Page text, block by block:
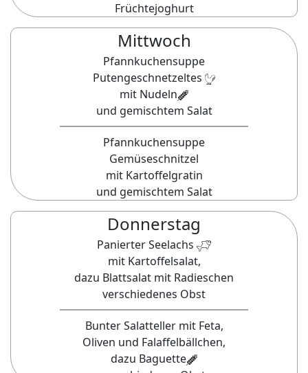
Früchtejoghurt
Mittwoch
Pfannkuchensuppe
Putengeschnetzeltes
mit Nudeln
und gemischtem Salat
Pfannkuchensuppe
Gemüseschnitzel
mit Kartoffelgratin
und gemischtem Salat
Donnerstag
Panierter Seelachs
mit Kartoffelsalat,
dazu Blattsalat mit Radieschen
verschiedenes Obst
Bunter Salatteller mit Feta,
Oliven und Falaffelbällchen,
dazu Baguette